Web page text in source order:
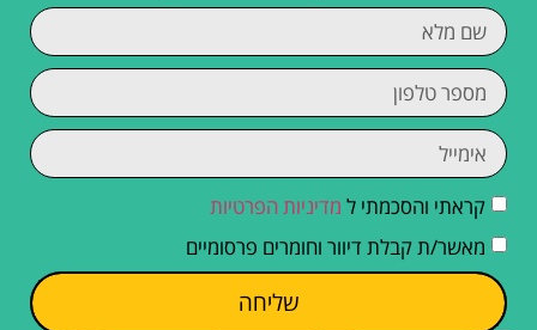
קראתי והסכמתי ל מדיניות הפרטיות
מאשר/ת קבלת דיוור וחומרים פרסומיים
שליחה